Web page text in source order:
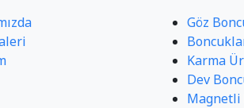
Göz
Karma
Dev
Magnetli